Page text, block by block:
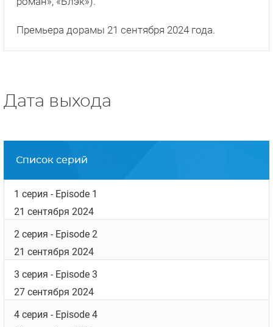
Премьера дорамы 21 сентября 2024 года.
Дата выхода
Список серий
1 серия - Episode 1
21 сентября 2024
2 серия - Episode 2
21 сентября 2024
3 серия - Episode 3
27 сентября 2024
4 серия - Episode 4